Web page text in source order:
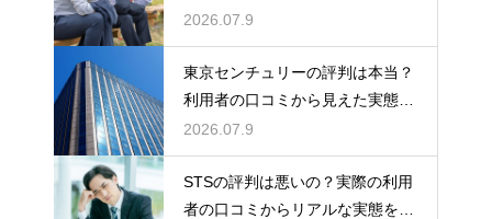
態検証
2026.07.9
東京センチュリーの評判は本当？
利用者の口コミから見えた実態を
検証
2026.07.9
STSの評判は悪いの？実際の利用
者の口コミからリアルな実態を徹